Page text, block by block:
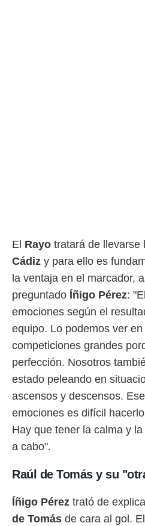
El Rayo tratará de llevarse
Cádiz y para ello es
la ventaja en el marcador,
preguntado Íñigo Pérez:
emociones según el
equipo. Lo podemos ver
competiciones grandes
perfección. Nosotros
estado peleando en
ascensos y descensos.
emociones es difícil
Hay que tener la calma y
a cabo".
Raúl de Tomás y su
Íñigo Pérez trató de
de Tomás de cara al gol.